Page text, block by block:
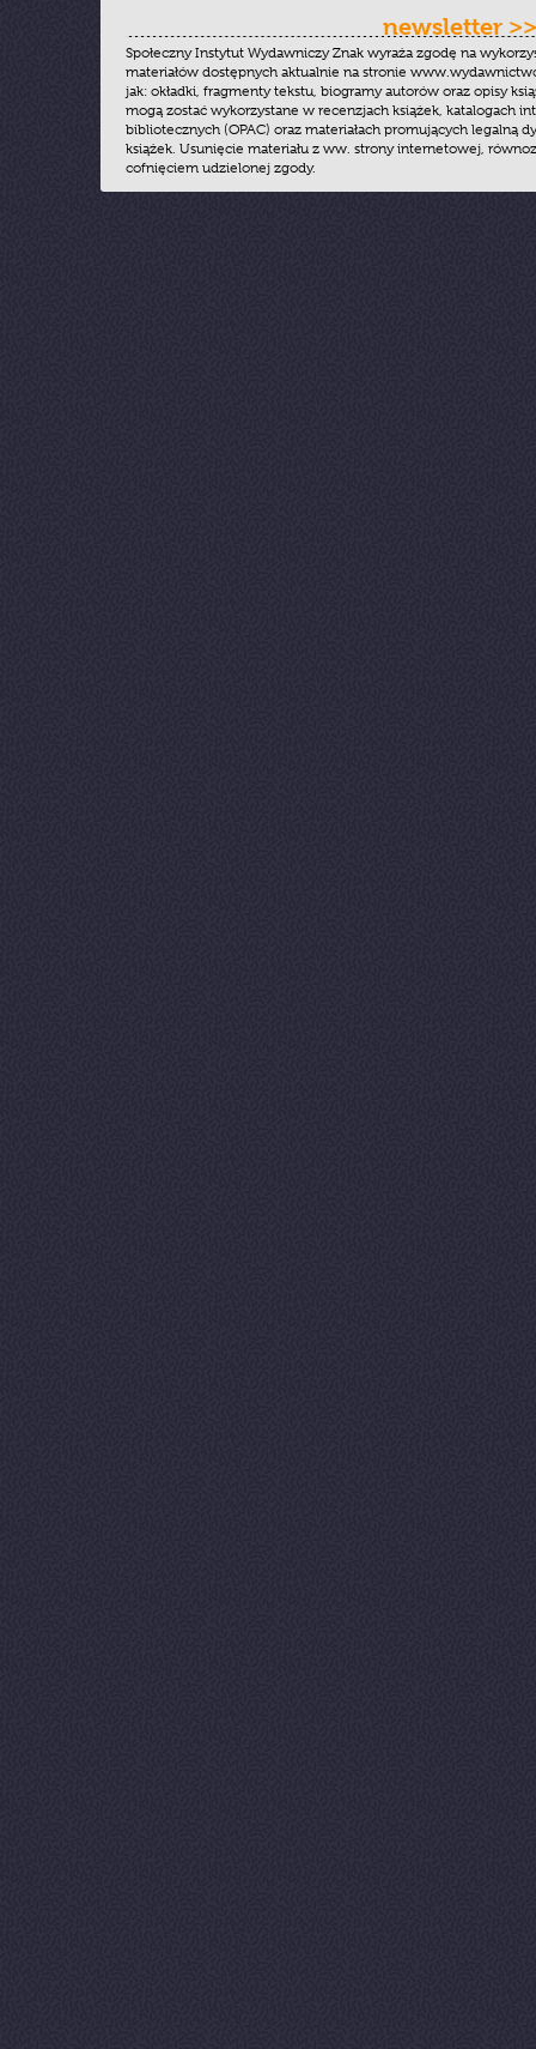
newsletter >>
Społeczny Instytut Wydawniczy Znak wyraża zgodę na
materiałów dostępnych aktualnie na stronie
jak: okładki, fragmenty tekstu, biogramy autorów oraz opisy
mogą zostać wykorzystane w recenzjach książek, katalogach
bibliotecznych (OPAC) oraz materiałach promujących legalną
książek. Usunięcie materiału z ww. strony internetowej,
cofnięciem udzielonej zgody.